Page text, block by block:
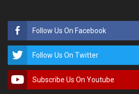
Follow Us On Facebook
Follow Us On Twitter
Subscribe Us On Youtube